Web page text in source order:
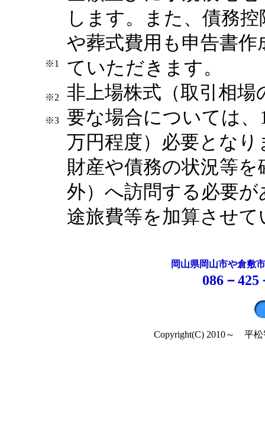
※1
※2
※3
します。また、債務
や葬式費用も申告書
ていただきます。
非上場株式（取引相
要な場合については、
万円程度）必要となり
財産や債務の状況等
外）へ訪問する必要
途旅費等を加算させ
岡山県岡山市や倉敷市
086－425
Copyright(C) 2010～ 平